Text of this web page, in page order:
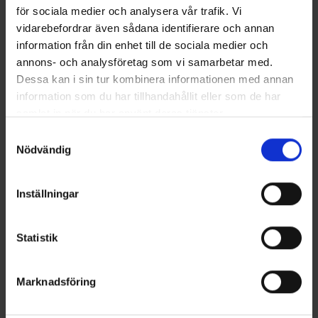
för sociala medier och analysera vår trafik. Vi
vidarebefordrar även sådana identifierare och annan
information från din enhet till de sociala medier och
annons- och analysföretag som vi samarbetar med.
Dessa kan i sin tur kombinera informationen med annan
information som du har tillhandahållit eller som de har
Nödvändig
Inställningar
Statistik
Marknadsföring
2026-07-07
PULS ÅTERBRUKAR VATTEN FRÅN
RENINGSVERKET I HÄSSLEHOLM
2026-06-29
PULS I NYTT MARKRELININGSPROJEKT PÅ
2026-06-25
PULS FORTSÄTTER INVESTERA FÖR MINSKAD
VATTENFÖRBRUKNING VID UNDERHÅLL AV
2026-06-04
PULS FORTSÄTTER SOM FÖRETAGSPARTNER
TILL SVENSKT VATTEN
2026-05-05